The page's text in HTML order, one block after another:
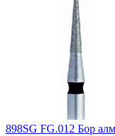
898SG FG.012 Бор